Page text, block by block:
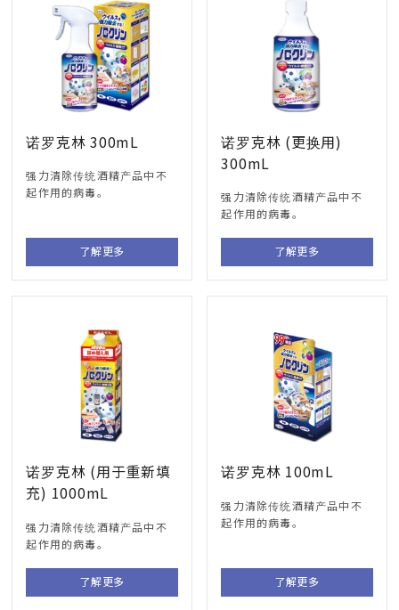
诺罗克林 300mL
强力清除传统酒精产品中不
起作用的病毒。
了解更多
诺罗克林 (更换用)
300mL
强力清除传统酒精产品中不
起作用的病毒。
了解更多
诺罗克林 (用于重新填
充) 1000mL
强力清除传统酒精产品中不
起作用的病毒。
了解更多
诺罗克林 100mL
强力清除传统酒精产品中不
起作用的病毒。
了解更多